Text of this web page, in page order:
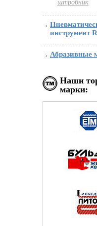
штробник
инструмент
Абразивные
Наши
марки: